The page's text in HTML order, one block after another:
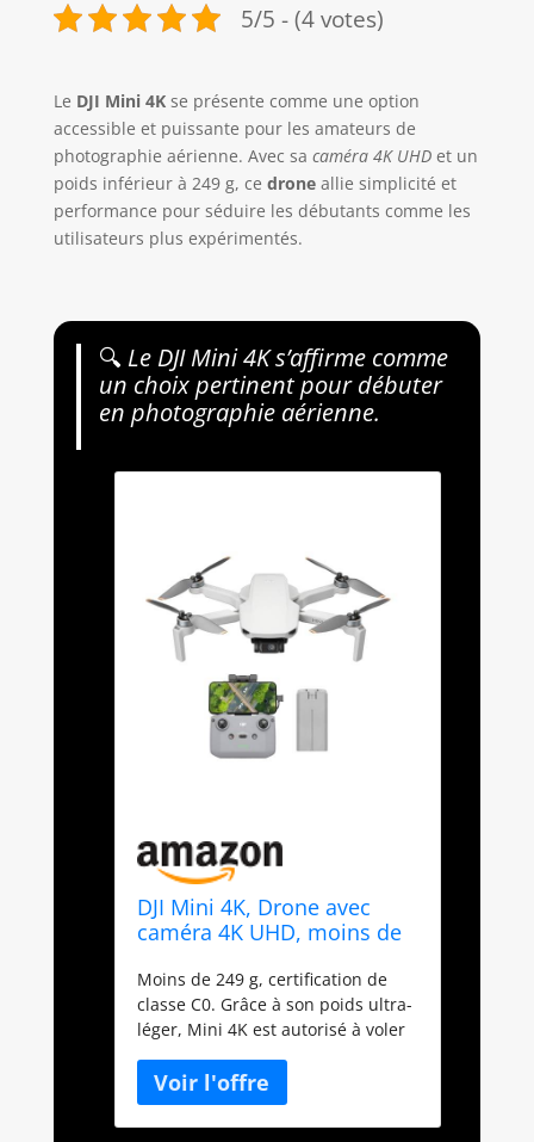
5/5 - (4 votes)
Le DJI Mini 4Kse présente comme une option
accessible et puissante pour les amateurs de
photographie aérienne. Avec sa caméra 4K UHDet un
poids inférieur à 249 g, ce droneallie simplicité et
performance pour séduire les débutants comme les
utilisateurs plus expérimentés.
🔍 Le DJI Mini 4K s’affirme comme
un choix pertinent pour débuter
en photographie aérienne.
DJI Mini 4K, Drone avec
caméra 4K UHD, moins de
Moins de 249 g, certification de
classe C0. Grâce à son poids ultra-
léger, Mini 4K est autorisé à voler
opérateurs ne sont pas tenus de
passer des tests. Vidéos 4K ultra-
HD et nacelle à 3 axes pour des